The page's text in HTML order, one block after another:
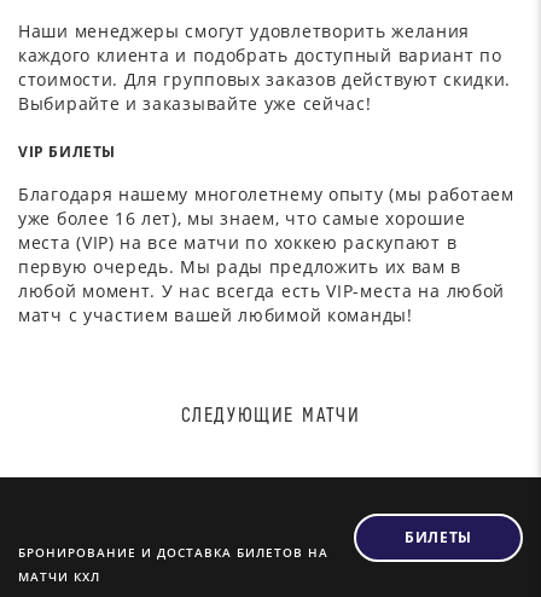
Наши менеджеры смогут удовлетворить желания
каждого клиента и подобрать доступный вариант по
стоимости. Для групповых заказов действуют скидки.
Выбирайте и заказывайте уже сейчас!
VIP БИЛЕТЫ
Благодаря нашему многолетнему опыту (мы работаем
уже более 16 лет), мы знаем, что самые хорошие
места (VIP) на все матчи по хоккею раскупают в
первую очередь. Мы рады предложить их вам в
любой момент. У нас всегда есть VIP-места на любой
матч с участием вашей любимой команды!
СЛЕДУЮЩИЕ МАТЧИ
БРОНИРОВАНИЕ И ДОСТАВКА БИЛЕТОВ НА
МАТЧИ КХЛ
БИЛЕТЫ